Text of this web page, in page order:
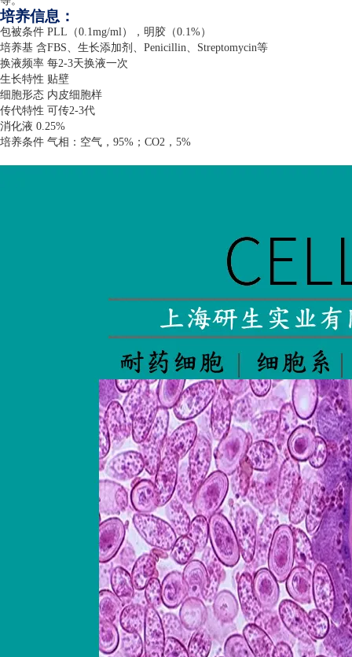
培养信息：
包被条件 PLL （0.1mg/ml），明胶（0.1%）
培养基 含FBS、生长添加剂、 Penicillin、 Streptomycin等
换液频率 每2-3天换液一次
生长特性 贴壁
细胞形态 内皮细胞样
传代特性 可传2-3代
消化液 0.25%
培养条件 气相：空气， 95% ； CO2 ， 5%